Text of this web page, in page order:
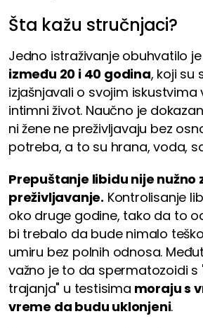
Šta kažu stručnjaci?
Jedno istraživanje obuhvatilo je
između 20 i 40 godina, koji su
izjašnjavali o svojim iskustvima
intimni život. Naučno je
ni žene ne preživljavaju bez
potreba, a to su hrana, voda,
Prepuštanje libidu nije nužno
preživljavanje. Kontrolisanje
oko druge godine, tako da to
bi trebalo da bude nimalo
umiru bez polnih odnosa.
važno je to da spermatozoidi s
trajanja" u testisima moraju s
vreme da budu uklonjeni.